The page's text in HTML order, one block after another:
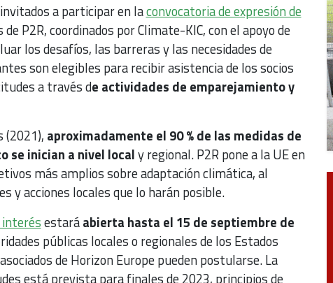
a participar en laconvocatoria de expresión de
de P2R, coordinados por Climate-KIC, con el apoyo de
los desafíos, las barreras y las necesidades de
son elegibles para recibir asistencia de los socios
a través de actividades de emparejamiento y
(2021), aproximadamente el 90 % de las medidas de
se inician a nivel localy regional. P2R pone a la UE en
más amplios sobre adaptación climática, al
y acciones locales que lo harán posible.
interésestaráabierta hasta el 15 de septiembre de
públicas locales o regionales de los Estados
de Horizon Europe pueden postularse. La
está prevista para finales de 2023, principios de